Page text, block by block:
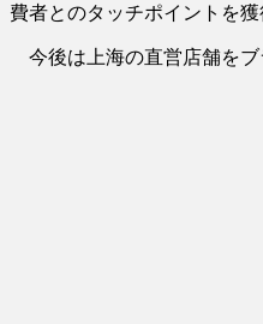
費者とのタッチポイントを
今後は上海の直営店舗をブ